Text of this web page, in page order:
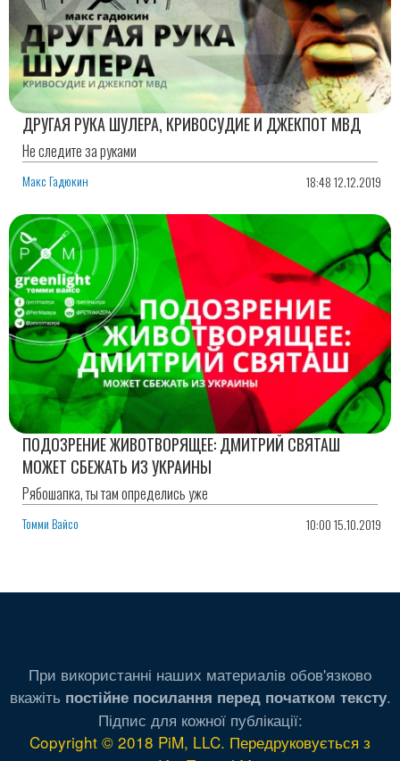
ДРУГАЯ РУКА ШУЛЕРА, КРИВОСУДИЕ И ДЖЕКПОТ МВД
Не следите за руками
Макс Гадюкин 18:48 12.12.2019
ПОДОЗРЕНИЕ ЖИВОТВОРЯЩЕЕ: ДМИТРИЙ СВЯТАШ
МОЖЕТ СБЕЖАТЬ ИЗ УКРАИНЫ
Рябошапка, ты там определись уже
Томми Вайсо 10:00 15.10.2019
При використанні наших материалів обов'язково
вкажіть постійне посилання перед початком тексту.
Підпис для кожної публікації:
Copyright © 2018 PiM, LLC. Передруковується з